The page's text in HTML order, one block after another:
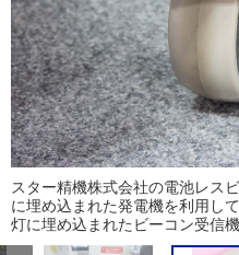
スター精機株式会社の電池レス
に埋め込まれた発電機を利用し
灯に埋め込まれたビーコン受信